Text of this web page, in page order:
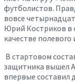
футболистов.
вовсе
Юрий Костриков в
качестве полевого
В стартовом
защитника вышел
впервые составил